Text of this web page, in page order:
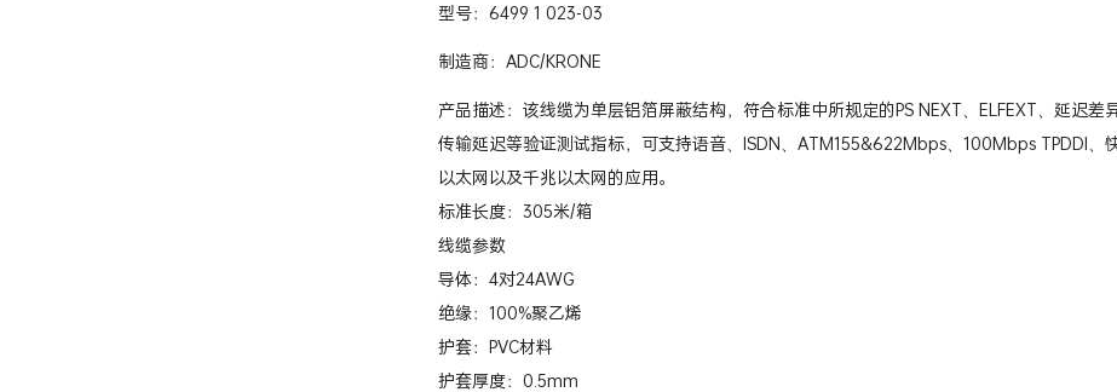
型号：6499 1 023-03
制造商：ADC/KRONE
产品描述：该线缆为单层铝箔屏蔽结构，符合标准中所规定的PS NEXT、ELFEXT、延迟差
传输延迟等验证测试指标，可支持语音、ISDN、ATM155&622Mbps、100Mbps TPDDI、
以太网以及千兆以太网的应用。
标准长度：305米/箱
线缆参数
导体：4对24AWG
绝缘：100%聚乙烯
护套：PVC材料
护套厚度：0.5mm